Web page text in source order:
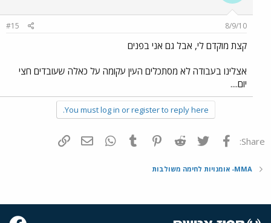
8/9/10
#15
קצת מוקדם לי, אבל גם אני בפנים
אצלינו בעבודה לא מסתכלים העין עקומה על כאלה שעובדים חצי
יום....
You must log in or register to reply here.
Share: פייסבוק Twitter
Reddit
Pinterest
Tumblr
WhatsAppדואר אלקטרוני
MMA- אומנויות לחימה משולבות